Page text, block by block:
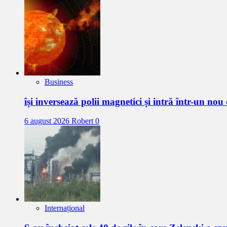
Business
își inversează polii magnetici și intră într-un
6 august 2026 Robert0
Internațional